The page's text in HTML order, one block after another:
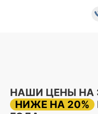
НАШИ ЦЕНЫ НА
НИЖЕ НА 20%